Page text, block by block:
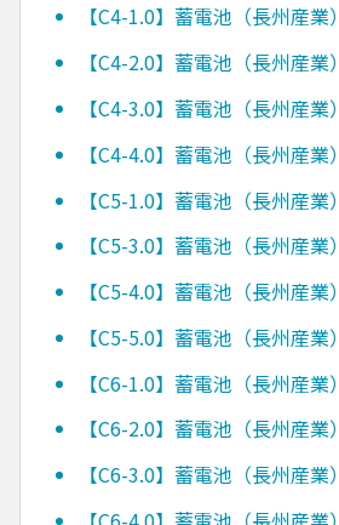
【C4-1.0】蓄電池（長州産業）
【C4-2.0】蓄電池（長州産業）
【C4-3.0】蓄電池（長州産業）
【C4-4.0】蓄電池（長州産業）
【C5-1.0】蓄電池（長州産業）
【C5-3.0】蓄電池（長州産業）
【C5-4.0】蓄電池（長州産業）
【C5-5.0】蓄電池（長州産業）
【C6-1.0】蓄電池（長州産業）
【C6-2.0】蓄電池（長州産業）
【C6-3.0】蓄電池（長州産業）